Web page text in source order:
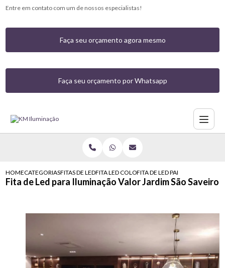
Entre em contato com um de nossos especialistas!
Faça seu orçamento agora mesmo
Faça seu orçamento por Whatsapp
HOMECATEGORIASFITAS DE LEDFITA LED COLORIDA COM CONTROLE
FITA DE LED PARA
Fita de Led para Iluminação Valor Jardim São Saveiro